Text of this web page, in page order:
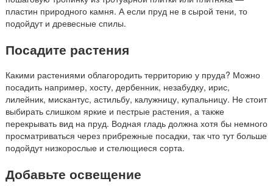
пластин природного камня. А если пруд не в сырой тени, то
подойдут и древесные спилы.
Посадите растения
Какими растениями облагородить территорию у пруда? Можно
посадить например, хосту, дербенник, незабудку, ирис,
лилейник, мискантус, астильбу, калужницу, купальницу. Не стоит
выбирать слишком яркие и пестрые растения, а также
перекрывать вид на пруд. Водная гладь должна хотя бы немного
просматриваться через прибрежные посадки, так что тут больше
подойдут низкорослые и стелющиеся сорта.
Добавьте освещение